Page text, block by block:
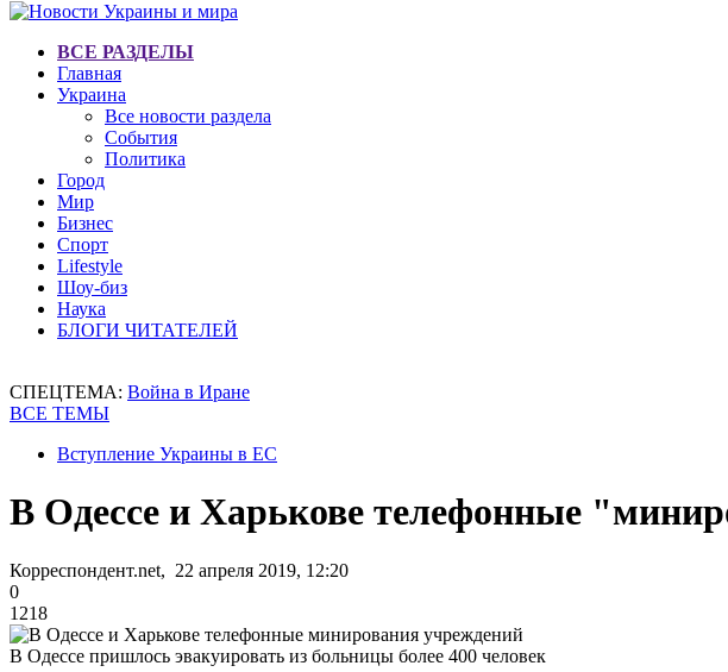
ВСЕ РАЗДЕЛЫ
Главная
Украина
Все новости раздела
События
Политика
Город
Мир
Бизнес
Спорт
Lifestyle
Шоу-биз
Наука
БЛОГИ ЧИТАТЕЛЕЙ
СПЕЦТЕМА: Война в Иране
ВСЕ ТЕМЫ
Вступление Украины в ЕС
В Одессе и Харькове телефонные
Корреспондент.net, 22 апреля 2019, 12:20
0
1218
В Одессе пришлось эвакуировать из больницы более 400 человек